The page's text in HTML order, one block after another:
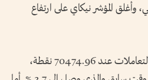
المؤشر نيكاي على ارتفاع
وصعد نيكاي 0.59 % ليختتم التعاملات عند 70474.96 نقطة،